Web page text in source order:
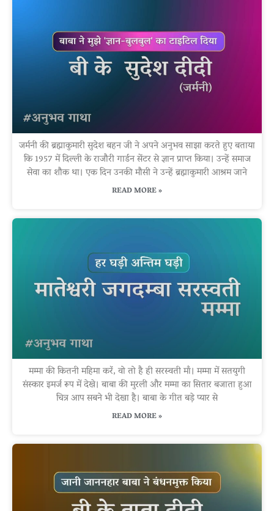
जर्मनी की ब्रह्माकुमारी सुदेश बहन जी ने अपने अनुभव साझा करते हुए बताया
कि 1957 में दिल्ली के राजौरी गार्डन सेंटर से ज्ञान प्राप्त किया। उन्हें समाज
सेवा का शौक था। एक दिन उनकी मौसी ने उन्हें ब्रह्माकुमारी आश्रम जाने
READ MORE »
मम्मा की कितनी महिमा करें, वो तो है ही सरस्वती माँ। मम्मा में सतयुगी
संस्कार इमर्ज रूप में देखे। बाबा की मुरली और मम्मा का सितार बजाता हुआ
चित्र आप सबने भी देखा है। बाबा के गीत बड़े प्यार से
READ MORE »